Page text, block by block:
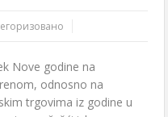
Nove godine na
odnosno na
trgovima iz godine u